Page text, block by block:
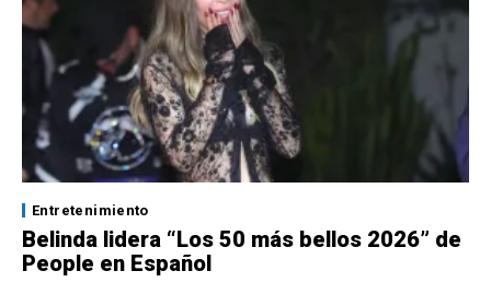
Entretenimiento
Belinda lidera “Los 50 más bellos 2026” de
People en Español